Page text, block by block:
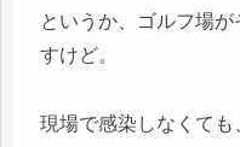
というか、ゴルフ場
すけど。
現場で感染しなくても